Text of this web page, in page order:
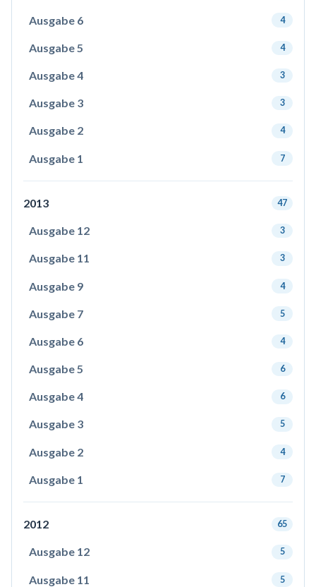
Ausgabe 6 4
Ausgabe 5 4
Ausgabe 4 3
Ausgabe 3 3
Ausgabe 2 4
Ausgabe 1 7
2013 47
Ausgabe 12 3
Ausgabe 11 3
Ausgabe 9 4
Ausgabe 7 5
Ausgabe 6 4
Ausgabe 5 6
Ausgabe 4 6
Ausgabe 3 5
Ausgabe 2 4
Ausgabe 1 7
2012 65
Ausgabe 12 5
Ausgabe 11 5